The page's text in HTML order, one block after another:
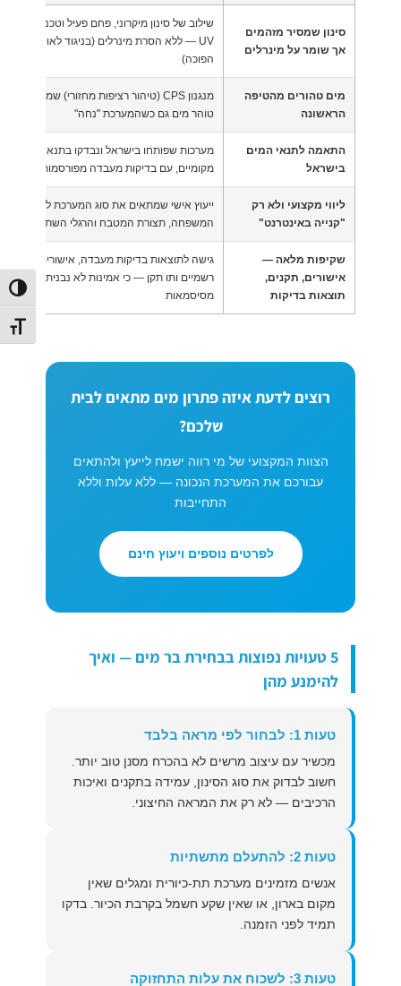
מתג
סינון שמסיר מזהמים
אך שומר על מינרלים
שילוב של סינון מיקרוני, פחם פעיל וטכנולוגיית
UV — ללא הסרת מינרלים (בניגוד לאוסמוזה
הפוכה)
מים טהורים מהטיפה
הראשונה
מנגנון CPS (טיהור רציפות מחזורי) שמוודא
טוהר מים גם כשהמערכת "נחה"
התאמה לתנאי המים
בישראל
מערכות שפותחו בישראל ונבדקו בתנאים
מקומיים, עם בדיקות מעבדה מפורסמות
ליווי מקצועי ולא רק
"קנייה באינטרנט"
ייעוץ אישי שמתאים את סוג המערכת לגודל
המשפחה, תצורת המטבח והרגלי השתייה
שקיפות מלאה —
אישורים, תקנים,
תוצאות בדיקות
גישה לתוצאות בדיקות מעבדה, אישורים
רשמיים ותו תקן — כי אמינות לא נבנית
מסיסמאות
רוצים לדעת איזה פתרון מים מתאים לבית
שלכם?
הצוות המקצועי של מי רווה ישמח לייעץ ולהתאים
עבורכם את המערכת הנכונה — ללא עלות וללא
התחייבות
לפרטים נוספים ויעוץ חינם
5 טעויות נפוצות בבחירת בר מים — ואיך
להימנע מהן
טעות 1: לבחור לפי מראה בלבד
מכשיר עם עיצוב מרשים לא בהכרח מסנן טוב יותר.
חשוב לבדוק את סוג הסינון, עמידה בתקנים ואיכות
הרכיבים — לא רק את המראה החיצוני.
טעות 2: להתעלם מתשתיות
אנשים מזמינים מערכת תת-כיורית ומגלים שאין
מקום בארון, או שאין שקע חשמל בקרבת הכיור. בדקו
תמיד לפני הזמנה.
טעות 3: לשכוח את עלות התחזוקה